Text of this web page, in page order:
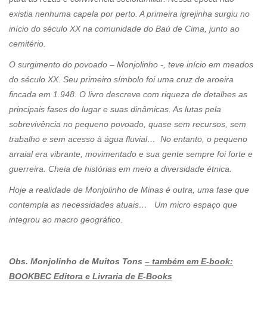
existia nenhuma capela por perto. A primeira igrejinha surgiu no
início do século XX na comunidade do Baú de Cima, junto ao
cemitério.
O surgimento do povoado – Monjolinho -, teve início em meados
do século XX. Seu primeiro símbolo foi uma cruz de aroeira
fincada em 1.948. O livro descreve com riqueza de detalhes as
principais fases do lugar e suas dinâmicas. As lutas pela
sobrevivência no pequeno povoado, quase sem recursos, sem
trabalho e sem acesso à água fluvial… No entanto, o pequeno
arraial era vibrante, movimentado e sua gente sempre foi forte e
guerreira. Cheia de histórias em meio a diversidade étnica.
Hoje a realidade de Monjolinho de Minas é outra, uma fase que
contempla as necessidades atuais… Um micro espaço que
integrou ao macro geográfico.
Obs. Monjolinho de Muitos Tons – também em E-book:
BOOKBEC Editora e Livraria de E-Books